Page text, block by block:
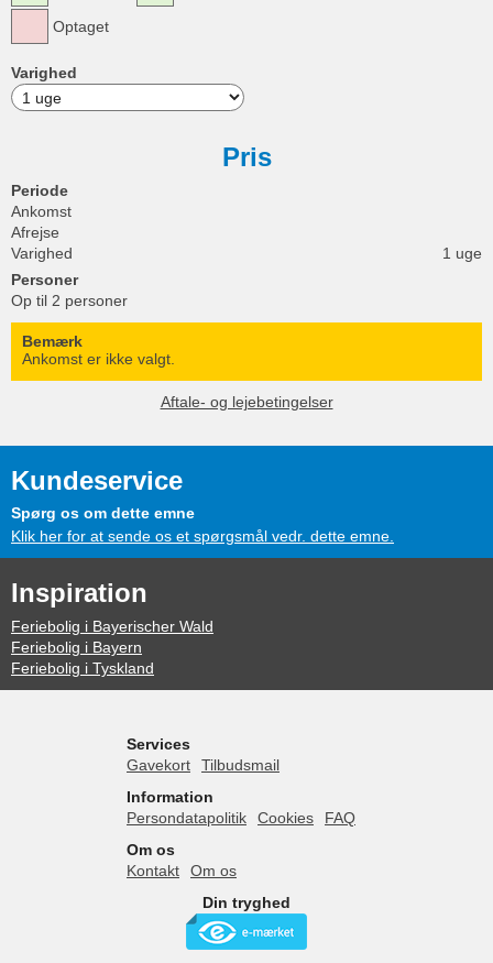
Optaget
Varighed
Pris
Periode
Ankomst
Afrejse
Varighed
1 uge
Personer
Op til 2 personer
Bemærk
Ankomst er ikke valgt.
Aftale- og lejebetingelser
Kundeservice
Spørg os om dette emne
Klik her for at sende os et spørgsmål vedr. dette emne.
Inspiration
Feriebolig i Bayerischer Wald
Feriebolig i Bayern
Feriebolig i Tyskland
Services
Gavekort
Tilbudsmail
Information
Persondatapolitik
Cookies
FAQ
Om os
Kontakt
Om os
Din tryghed